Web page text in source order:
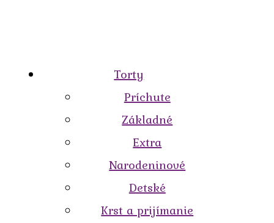
Torty
Príchute
Základné
Extra
Narodeninové
Detské
Krst a prijímanie